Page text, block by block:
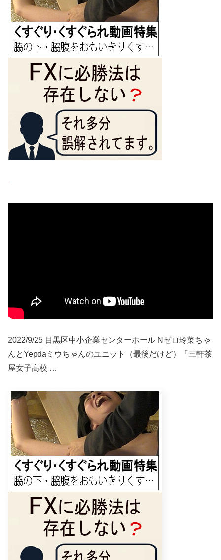
2022/9/25 目黒区中小企業センターホール Nゼロ玲菜ちゃ
んとYepdaミウちゃんのユニット（最後だけど）『三軒茶
屋女子高校 …